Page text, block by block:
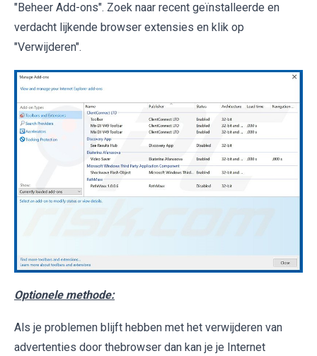
"Beheer Add-ons". Zoek naar recent geïnstalleerde en
verdacht lijkende browser extensies en klik op
"Verwijderen".
Optionele methode:
Als je problemen blijft hebben met het verwijderen van
advertenties door thebrowser dan kan je je Internet